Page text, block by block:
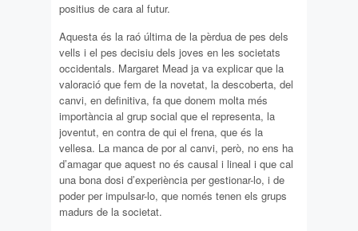
positius de cara al futur.
Aquesta és la raó última de la pèrdua de pes dels
vells i el pes decisiu dels joves en les societats
occidentals. Margaret Mead ja va explicar que la
valoració que fem de la novetat, la descoberta, del
canvi, en definitiva, fa que donem molta més
importància al grup social que el representa, la
joventut, en contra de qui el frena, que és la
vellesa. La manca de por al canvi, però, no ens ha
d’amagar que aquest no és causal i lineal i que cal
una bona dosi d’experiència per gestionar-lo, i de
poder per impulsar-lo, que només tenen els grups
madurs de la societat.